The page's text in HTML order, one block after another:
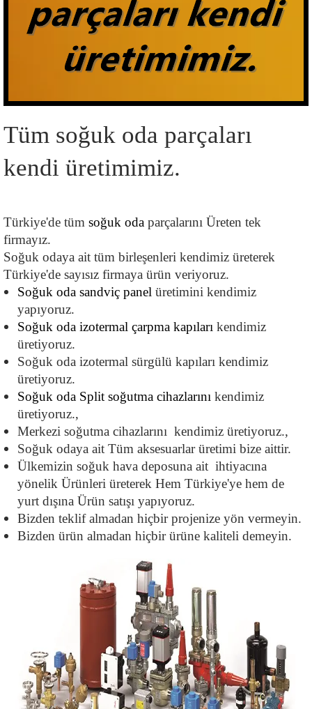
Tüm soğuk oda parçaları
kendi üretimimiz.
Türkiye'de tüm soğuk oda parçalarını Üreten tek
firmayız.
Soğuk odaya ait tüm birleşenleri kendimiz üreterek
Türkiye'de sayısız firmaya ürün veriyoruz.
Soğuk oda sandviç panel üretimini kendimiz
yapıyoruz.
Soğuk oda izotermal çarpma kapıları kendimiz
üretiyoruz.
Soğuk oda izotermal sürgülü kapıları kendimiz
üretiyoruz.
Soğuk oda Split soğutma cihazlarını kendimiz
üretiyoruz.,
Merkezi soğutma cihazlarını  kendimiz üretiyoruz.,
Soğuk odaya ait Tüm aksesuarlar üretimi bize aittir.
Ülkemizin soğuk hava deposuna ait  ihtiyacına
yönelik Ürünleri üreterek Hem Türkiye'ye hem de
yurt dışına Ürün satışı yapıyoruz.
Bizden teklif almadan hiçbir projenize yön vermeyin.
Bizden ürün almadan hiçbir ürüne kaliteli demeyin.